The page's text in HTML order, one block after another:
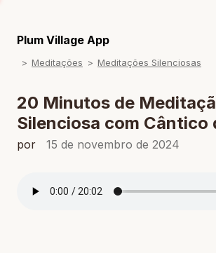
Plum Village App
Meditações Meditações Silenciosas
20 Minutos de
Silenciosa com Cântico
por 15 de novembro de 2024